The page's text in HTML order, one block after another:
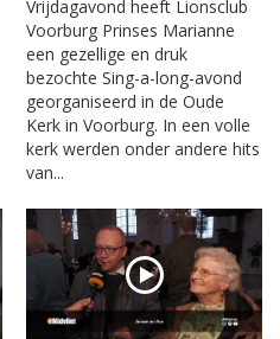
Vrijdagavond heeft Lionsclub
Voorburg Prinses Marianne
een gezellige en druk
bezochte Sing-a-long-avond
georganiseerd in de Oude
Kerk in Voorburg. In een volle
kerk werden onder andere hits
van...